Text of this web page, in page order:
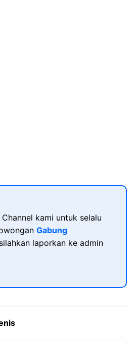
kami untuk selalu
Gabung
laporkan ke admin